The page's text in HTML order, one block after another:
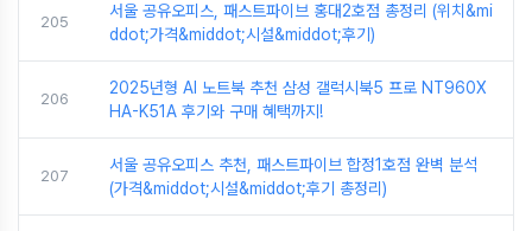
205
서울 공유오피스, 패스트파이브 홍대2호점 총정리 (위치&mi
ddot;가격&middot;시설&middot;후기)
206
2025년형 AI 노트북 추천 삼성 갤럭시북5 프로 NT960X
HA-K51A 후기와 구매 혜택까지!
207
서울 공유오피스 추천, 패스트파이브 합정1호점 완벽 분석
(가격&middot;시설&middot;후기 총정리)